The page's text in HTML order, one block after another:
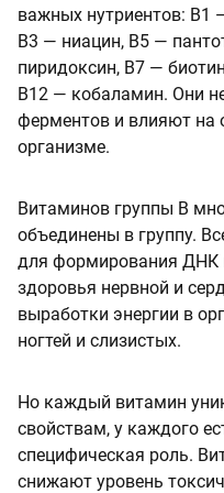
важных нутриентов: B1
B3 — ниацин, B5 —
пиридоксин, B7 —
B12 — кобаламин. Они
ферментов и влияют на
организме.
Витаминов группы В
объединены в группу.
для формирования ДНК
здоровья нервной и
выработки энергии в
ногтей и слизистых.
Но каждый витамин
свойствам, у каждого
специфическая роль.
снижают уровень